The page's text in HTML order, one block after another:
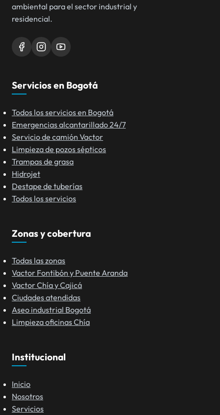
ambiental para el sector industrial y
residencial.
Servicios en Bogotá
Todos los servicios en Bogotá
Emergencias alcantarillado 24/7
Servicio de camión Vactor
Limpieza de pozos sépticos
Trampas de grasa
Hidrojet
Destape de tuberías
Todos los servicios
Zonas y cobertura
Todas las zonas
Vactor Fontibón y Puente Aranda
Vactor Chía y Cajicá
Ciudades atendidas
Aseo industrial Bogotá
Limpieza oficinas Chía
Institucional
Inicio
Nosotros
Servicios